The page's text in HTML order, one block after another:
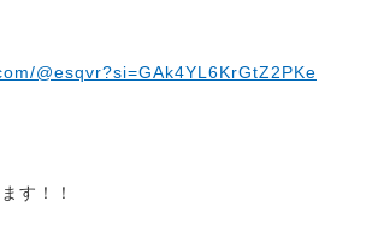
@esqvr?si=GAk4YL6KrGtZ2PKe
す！！